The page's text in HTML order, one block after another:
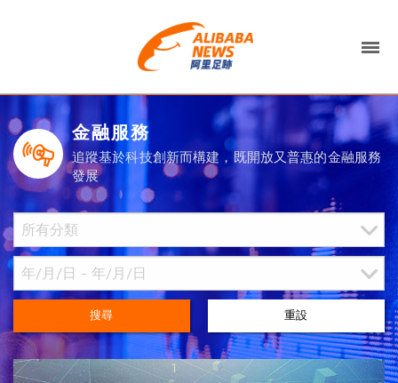
金融服務
追蹤基於科技創新而構建，既開放又普惠的金融服務
發展
搜尋 重設